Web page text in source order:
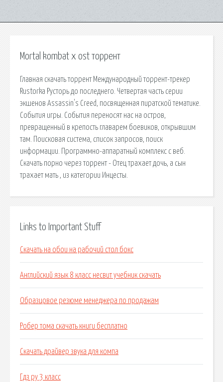
Mortal kombat x ost торрент
Главная скачать торрент Международный торрент-трекер
Rustorka Русторь до последнего. Четвертая часть серии
экшенов Assassin's Creed, посвященная пиратской тематике.
События игры. События переносят нас на остров,
превращенный в крепость главарем боевиков, открывшим
там. Поисковая сиcтема, список запросов, поиск
информации. Программно-аппаратный комплекс с веб.
Скачать порно через торрент - Отец трахает дочь, а сын
трахает мать , из категории Инцесты.
Links to Important Stuff
Скачать на обои на рабочий стол бокс
Английский язык 8 класс несвит учебник скачать
Образцовое резюме менеджера по продажам
Робер тома скачать книги бесплатно
Скачать драйвер звука для компа
Гдз ру 3 класс